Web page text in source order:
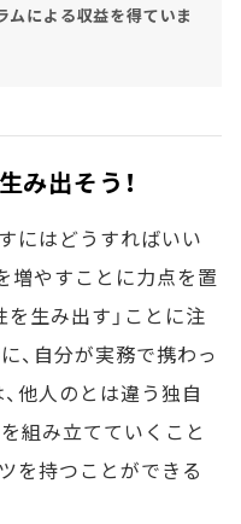
による収益を得ていま
み出そう！
にはどうすればいい
増やすことに力点を置
を生み出す」ことに注
、自分が実務で携わっ
他人のとは違う独自
組み立てていくこと
を持つことができる